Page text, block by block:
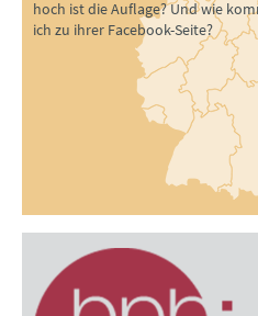
hoch ist die Auflage? Und wie
ich zu ihrer Facebook-Seite?